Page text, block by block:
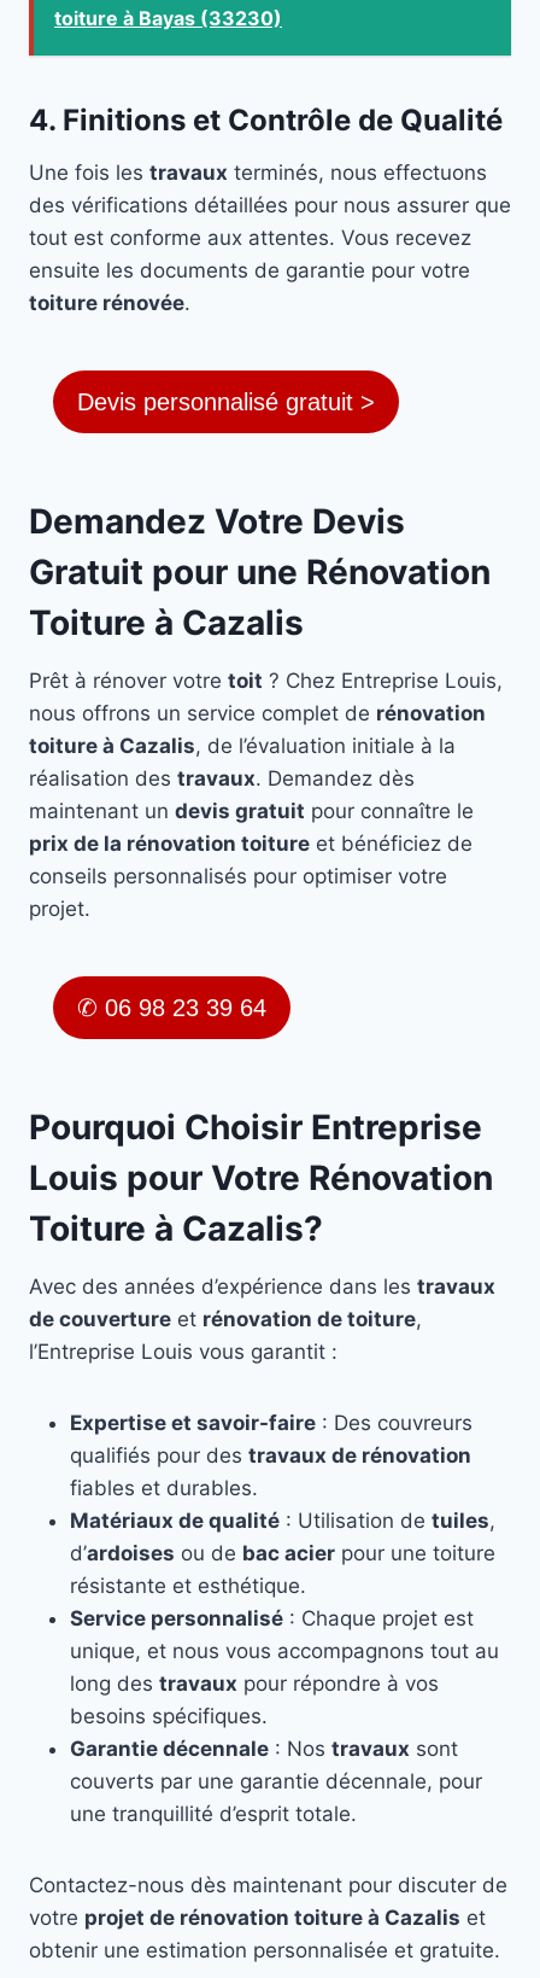
toiture à Bayas (33230)
4. Finitions et Contrôle de Qualité
Une fois les travaux terminés, nous effectuons
des vérifications détaillées pour nous assurer que
tout est conforme aux attentes. Vous recevez
ensuite les documents de garantie pour votre
toiture rénovée.
Devis personnalisé gratuit >
Demandez Votre Devis
Gratuit pour une Rénovation
Toiture à Cazalis
Prêt à rénover votre toit ? Chez Entreprise Louis,
nous offrons un service complet de rénovation
toiture à Cazalis, de l’évaluation initiale à la
réalisation des travaux. Demandez dès
maintenant un devis gratuit pour connaître le
prix de la rénovation toiture et bénéficiez de
conseils personnalisés pour optimiser votre
projet.
✆ 06 98 23 39 64
Pourquoi Choisir Entreprise
Louis pour Votre Rénovation
Toiture à Cazalis?
Avec des années d’expérience dans les travaux
de couverture et rénovation de toiture,
l’Entreprise Louis vous garantit :
Expertise et savoir-faire : Des couvreurs
qualifiés pour des travaux de rénovation
fiables et durables.
Matériaux de qualité : Utilisation de tuiles,
d’ardoises ou de bac acier pour une toiture
résistante et esthétique.
Service personnalisé : Chaque projet est
unique, et nous vous accompagnons tout au
long des travaux pour répondre à vos
besoins spécifiques.
Garantie décennale : Nos travaux sont
couverts par une garantie décennale, pour
une tranquillité d’esprit totale.
Contactez-nous dès maintenant pour discuter de
votre projet de rénovation toiture à Cazalis et
obtenir une estimation personnalisée et gratuite.